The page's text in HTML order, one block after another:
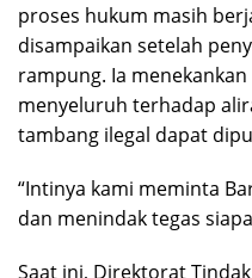
proses hukum masih
disampaikan setelah
rampung. Ia
menyeluruh terhadap
tambang ilegal dapat
“Intinya kami meminta
dan menindak tegas
Saat ini, Direktorat